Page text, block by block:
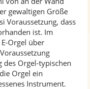
gewaltigen Größe
Voraussetzung, dass
ist. Im
Orgel über
Orgel-typischen
Orgel ein
Instrument.